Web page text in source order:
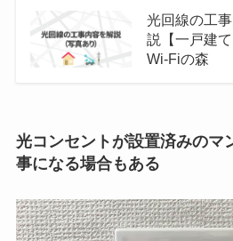
光回線の工
説【一戸建
Wi-Fiの森
光コンセントが設置済みのマ
事になる場合もある